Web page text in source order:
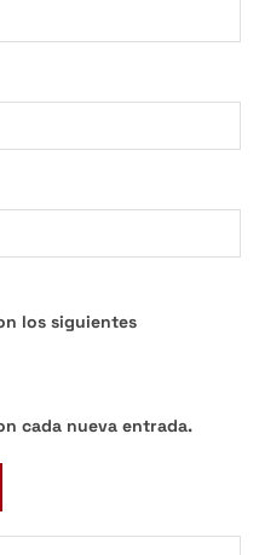
los siguientes
cada nueva entrada.